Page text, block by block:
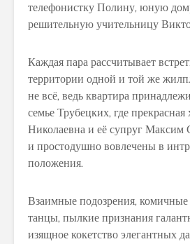
телефонистку Полину, юную
решительную учительницу
Каждая пара рассчитывает
территории одной и той же
не всё, ведь квартира
семье Трубецких, где
Николаевна и её супруг Максим
и простодушно вовлечены в
положения.
Взаимные подозрения, комичные
танцы, пылкие признания
изящное кокетство элегантных